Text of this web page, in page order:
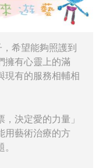
希望能夠照護到
擁有心靈上的滿
現有的服務相輔相
決定愛的力量」
用藝術治療的方